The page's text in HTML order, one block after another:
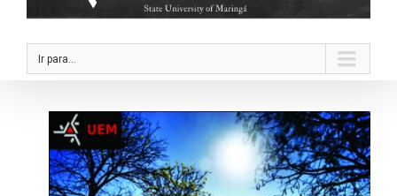
Ir para...